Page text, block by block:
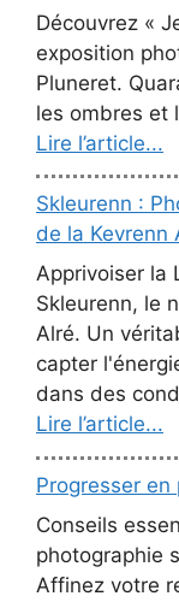
Découvrez «
exposition
Pluneret.
les ombres et
Lire l’article...
Skleurenn :
de la Kevrenn
Apprivoiser la
Skleurenn, le
Alré. Un
capter
dans des
Lire l’article...
Progresser en
Conseils
photographie
Affinez votre